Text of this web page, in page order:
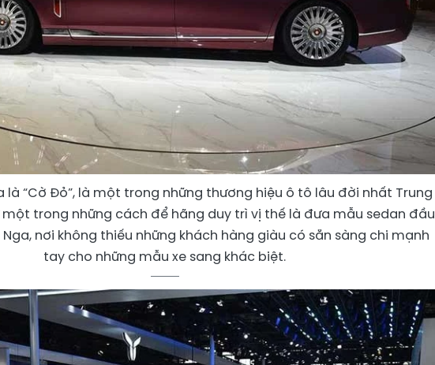
là “Cờ Đỏ”, là một trong những thương hiệu ô tô lâu đời nhất Trung
một trong những cách để hãng duy trì vị thế là đưa mẫu sedan đầu
nơi không thiếu những khách hàng giàu có sẵn sàng chi mạnh
tay cho những mẫu xe sang khác biệt.